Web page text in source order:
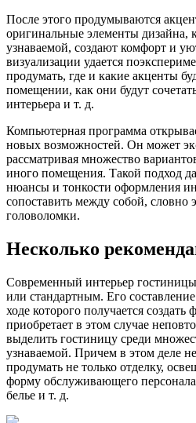
После этого продумываются
оригинальные элементы дизайна,
узнаваемой, создают комфорт и
визуализации удается
продумать, где и какие акценты
помещении, как они будут
интерьера и т. д.
Компьютерная программа
новых возможностей. Он может
рассматривая множество
иного помещения. Такой подход
нюансы и тонкости оформления
сопоставить между собой,
головоломки.
Несколько
Современный интерьер
или стандартным. Его
ходе которого получается
приобретает в этом случае
выделить гостиницу среди
узнаваемой. Причем в этом деле
продумать не только отделку,
форму обслуживающего
белье и т. д.